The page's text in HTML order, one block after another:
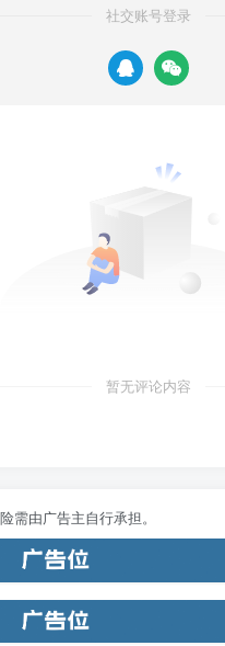
社交账号登录
暂无评论内容
需由广告主自行承担。